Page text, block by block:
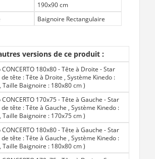
190x90 cm
Baignoire Rectangulaire
versions de ce produit :
180x80 - Tête à Droite - Star
tête : Tête à Droite , Système Kinedo :
Baignoire : 180x80 cm)
170x75 - Tête à Gauche - Star
tête : Tête à Gauche , Système Kinedo :
Baignoire : 170x75 cm)
180x80 - Tête à Gauche - Star
tête : Tête à Gauche , Système Kinedo :
Baignoire : 180x80 cm)